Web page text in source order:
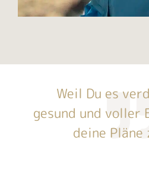
Weil Du es
gesund und voller
deine Pläne